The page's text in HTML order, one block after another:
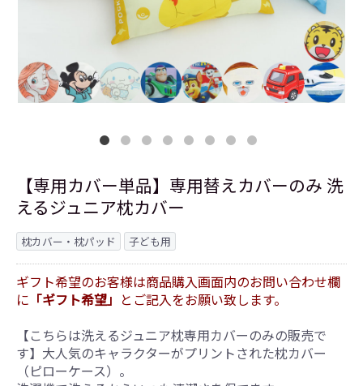
【専用カバー単品】専用替えカバーのみ 洗
えるジュニア枕カバー
枕カバー・枕パッド 子ども用
ギフト希望のお客様は商品購入画面内のお問い合わせ欄
に 「ギフト希望」 とご記入をお願い致します。
【こちらは洗えるジュニア枕専用カバーのみの販売で
す】大人気のキャラクターがプリントされた枕カバー
（ピローケース）。